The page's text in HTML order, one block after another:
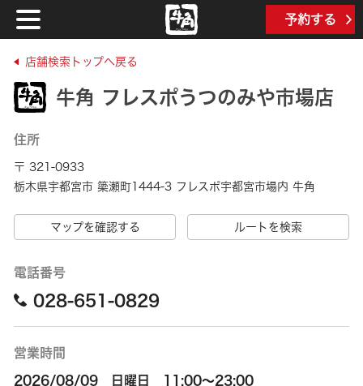
予約する
店舗検索トップへ戻る
牛角 フレスポうつのみや市場店
住所
〒 321-0933
栃木県宇都宮市 簗瀬町1444-3 フレスポ宇都宮市場内 牛角
マップを確認する ルートを検索
電話番号
028-651-0829
営業時間
2026/08/09 日曜日 11:00～23:00